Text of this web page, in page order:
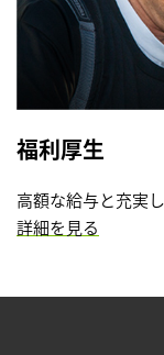
福利厚生
高額な給与と充実
詳細を見る